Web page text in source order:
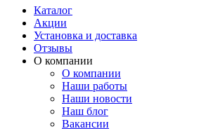
Каталог
Акции
Установка и доставка
Отзывы
О компании
О компании
Наши работы
Наши новости
Наш блог
Вакансии